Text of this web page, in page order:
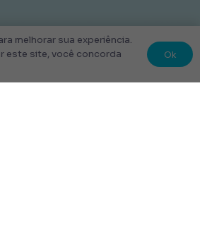
melhorar sua experiência.
este site, você concorda
Ok